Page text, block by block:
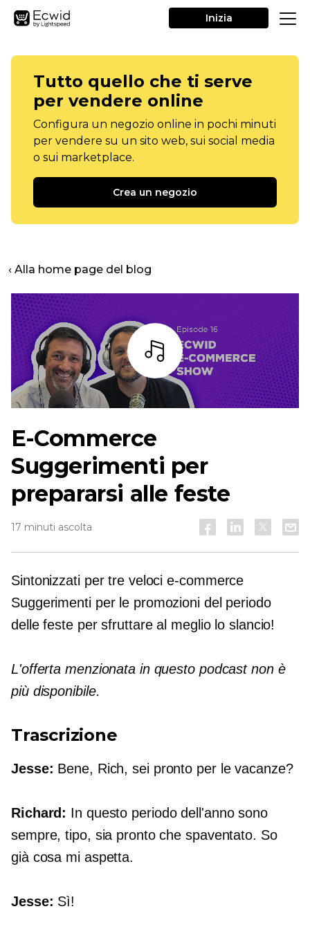
Inizia
Tutto quello che ti serve
per vendere online
Configura un negozio online in pochi minuti
per vendere su un sito web, sui social media
o sui marketplace.
Crea un negozio
‹ Alla home page del blog
Ascoltare
E-Commerce
Suggerimenti per
prepararsi alle feste
17 minuti ascolta
Sintonizzati per tre velocie-commerce
Suggerimenti per le promozioni del periodo
delle feste per sfruttare al meglio lo slancio!
L'offerta menzionata in questo podcast non è
più disponibile.
Trascrizione
Jesse: Bene, Rich, sei pronto per le vacanze?
Richard: In questo periodo dell'anno sono
sempre, tipo, sia pronto che spaventato. So
già cosa mi aspetta.
Jesse: Sì!